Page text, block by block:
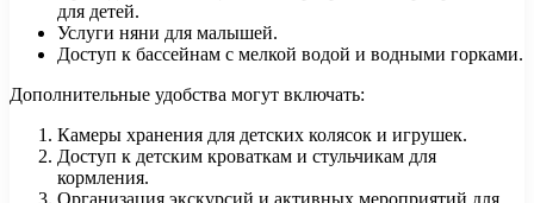
для детей.
Услуги няни для малышей.
Доступ к бассейнам с мелкой водой и водными горками.
Дополнительные удобства могут включать:
Камеры хранения для детских колясок и игрушек.
Доступ к детским кроваткам и стульчикам для
кормления.
Организация экскурсий и активных мероприятий для